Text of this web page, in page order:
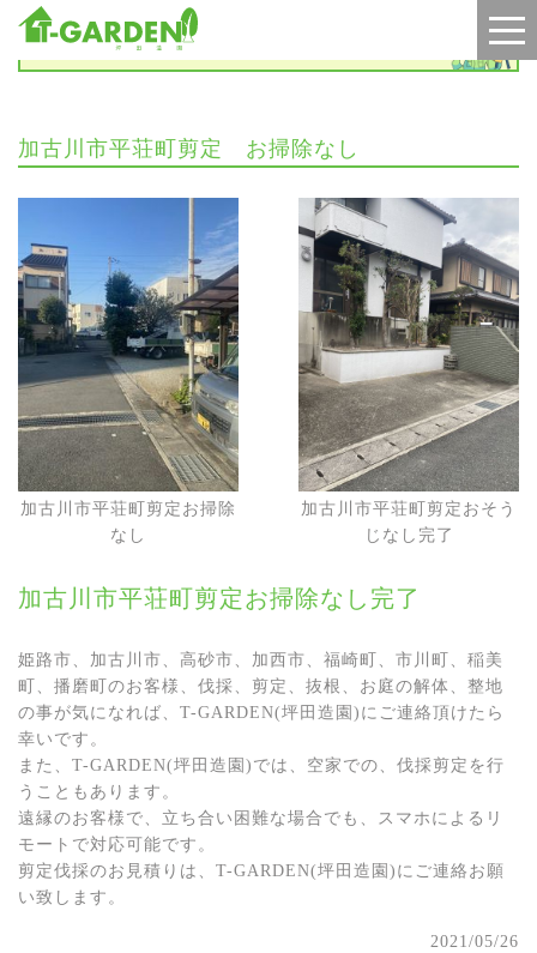
施工実績
加古川市平荘町剪定 お掃除なし
加古川市平荘町剪定お掃除
なし
加古川市平荘町剪定おそう
じなし完了
加古川市平荘町剪定お掃除なし完了
姫路市、加古川市、高砂市、加西市、福崎町、市川町、稲美
町、播磨町のお客様、伐採、剪定、抜根、お庭の解体、整地
の事が気になれば、T-GARDEN(坪田造園)にご連絡頂けたら
幸いです。
また、T-GARDEN(坪田造園)では、空家での、伐採剪定を行
うこともあります。
遠縁のお客様で、立ち合い困難な場合でも、スマホによるリ
モートで対応可能です。
剪定伐採のお見積りは、T-GARDEN(坪田造園)にご連絡お願
い致します。
2021/05/26